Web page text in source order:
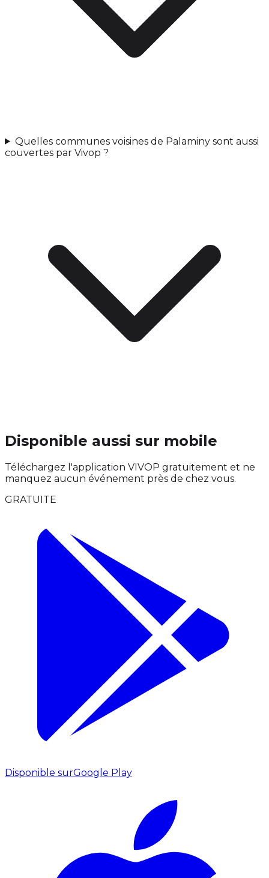
Quelles communes voisines de Palaminy sont aussi
couvertes par Vivop ?
Disponible aussi sur mobile
Téléchargez l'application VIVOP gratuitement et ne
manquez aucun événement près de chez vous.
GRATUITE
Disponible surGoogle Play